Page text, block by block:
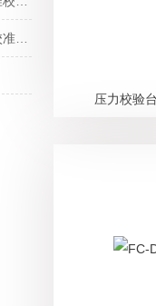
伺服电动液压校验仪如何提升校准效率与重复性
压力校验